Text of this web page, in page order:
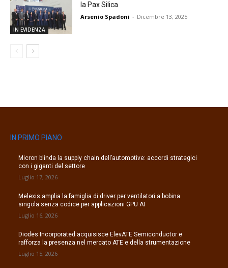
IN EVIDENZA
la Pax Silica
Arsenio Spadoni - Dicembre 13, 2025
IN PRIMO PIANO
Micron blinda la supply chain dell’automotive: accordi strategici
con i giganti del settore
Luglio 17, 2026
Melexis amplia la famiglia di driver per ventilatori a bobina
singola senza codice per applicazioni GPU AI
Luglio 16, 2026
Diodes Incorporated acquisisce ElevATE Semiconductor e
rafforza la presenza nel mercato ATE e della strumentazione
Luglio 15, 2026